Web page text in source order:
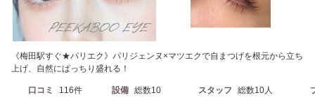
《梅田駅すぐ★パリエク》パリジェンヌ×マツエクで自まつげを根元から立ち
上げ、自然にぱっちり盛れる！
口コミ 116件 設備 総数10 スタッフ 総数10人